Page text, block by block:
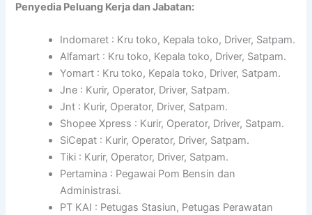
Penyedia Peluang Kerja dan Jabatan:
Indomaret : Kru toko, Kepala toko, Driver, Satpam.
Alfamart : Kru toko, Kepala toko, Driver, Satpam.
Yomart : Kru toko, Kepala toko, Driver, Satpam.
Jne : Kurir, Operator, Driver, Satpam.
Jnt : Kurir, Operator, Driver, Satpam.
Shopee Xpress : Kurir, Operator, Driver, Satpam.
SiCepat : Kurir, Operator, Driver, Satpam.
Tiki : Kurir, Operator, Driver, Satpam.
Pertamina : Pegawai Pom Bensin dan
Administrasi.
PT KAI : Petugas Stasiun, Petugas Perawatan